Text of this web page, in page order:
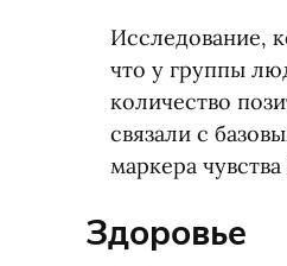
Исследование,
что у группы
количество
связали с
маркера
Здоровье